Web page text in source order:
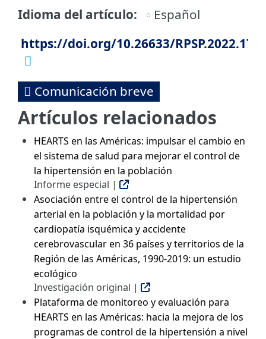
Idioma del artículo
Español
https://doi.org/10.26633/RPSP.2022.176
Comunicación breve
Artículos relacionados
HEARTS en las Américas: impulsar el cambio en
el sistema de salud para mejorar el control de
la hipertensión en la población
Informe especial |
Asociación entre el control de la hipertensión
arterial en la población y la mortalidad por
cardiopatía isquémica y accidente
cerebrovascular en 36 países y territorios de la
Región de las Américas, 1990-2019: un estudio
ecológico
Investigación original |
Plataforma de monitoreo y evaluación para
HEARTS en las Américas: hacia la mejora de los
programas de control de la hipertensión a nivel